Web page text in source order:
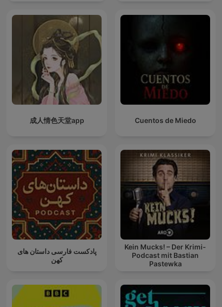
成人情色天堂app Cuentos de Miedo
پادکست فارسی داستان های
کهن
Kein Mucks! – Der Krimi-
Podcast mit Bastian
Pastewka